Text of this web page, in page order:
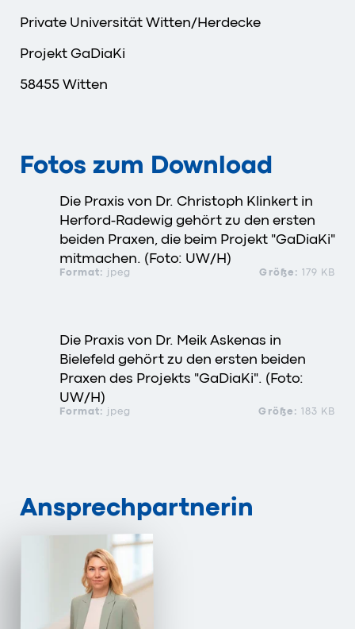
Private Universität Witten/Herdecke
Projekt GaDiaKi
58455 Witten
Fotos zum Download
Die Praxis von Dr. Christoph Klinkert in
Herford-Radewig gehört zu den ersten
beiden Praxen, die beim Projekt "GaDiaKi"
mitmachen. (Foto: UW/H)
Format: jpeg Größe: 179 KB
Die Praxis von Dr. Meik Askenas in
Bielefeld gehört zu den ersten beiden
Praxen des Projekts "GaDiaKi". (Foto:
UW/H)
Format: jpeg Größe: 183 KB
Ansprechpartnerin